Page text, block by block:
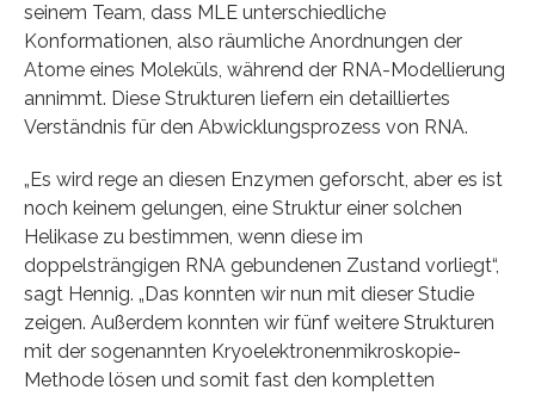
seinem Team, dass MLE unterschiedliche
Konformationen, also räumliche Anordnungen der
Atome eines Moleküls, während der RNA-Modellierung
annimmt. Diese Strukturen liefern ein detailliertes
Verständnis für den Abwicklungsprozess von RNA.
„Es wird rege an diesen Enzymen geforscht, aber es ist
noch keinem gelungen, eine Struktur einer solchen
Helikase zu bestimmen, wenn diese im
doppelsträngigen RNA gebundenen Zustand vorliegt“,
sagt Hennig. „Das konnten wir nun mit dieser Studie
zeigen. Außerdem konnten wir fünf weitere Strukturen
mit der sogenannten Kryoelektronenmikroskopie-
Methode lösen und somit fast den kompletten